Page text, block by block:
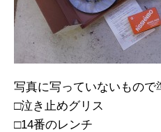
写真に写っていないもので
□泣き止めグリス
□14番のレンチ